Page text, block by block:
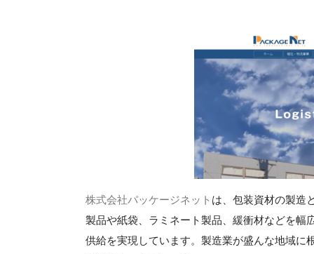
株式会社パッケージネット は、包装資材の製造
製品や紙袋、ラミネート製品、緩衝材などを幅
供給を実現しています。製造業が盛んな地域に